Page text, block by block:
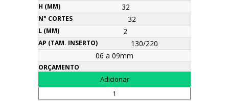
32
32
2
130/220
06 a 09mm